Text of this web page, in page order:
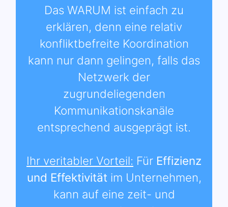
Das WARUM ist einfach zu
erklären, denn eine relativ
konfliktbefreite Koordination
kann nur dann gelingen, falls das
Netzwerk der
zugrundeliegenden
Kommunikationskanäle
entsprechend ausgeprägt ist.
Ihr veritabler Vorteil: Für Effizienz
und Effektivität im Unternehmen,
kann auf eine zeit- und